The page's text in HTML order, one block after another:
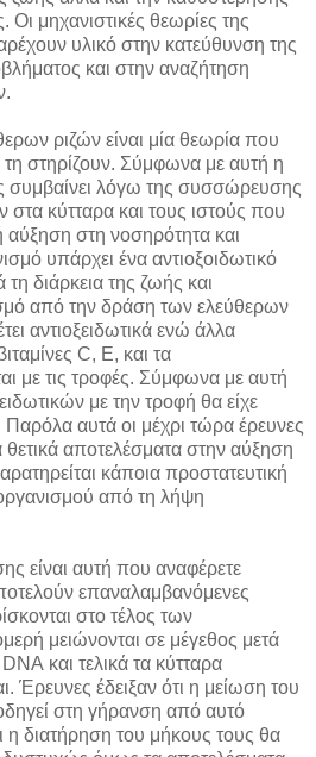
μηχανιστικές θεωρίες της
υλικό στην κατεύθυνση της
και στην αναζήτηση
ριζών είναι μία θεωρία που
τη στηρίζουν. Σύμφωνα με αυτή η
συμβαίνει λόγω της συσσώρευσης
κύτταρα και τους ιστούς που
στη νοσηρότητα και
υπάρχει ένα αντιοξοιδωτικό
διάρκεια της ζωής και
από την δράση των ελεύθερων
αντιοξειδωτικά ενώ άλλα
C, E, και τα
με τις τροφές. Σύμφωνα με αυτή
με την τροφή θα είχε
Παρόλα αυτά οι μέχρι τώρα έρευνες
θετικά αποτελέσματα στην αύξηση
κάποια προστατευτική
από τη λήψη
είναι αυτή που αναφέρετε
επαναλαμβανόμενες
στο τέλος των
μειώνονται σε μέγεθος μετά
DNA και τελικά τα κύτταρα
Έρευνες έδειξαν ότι η μείωση του
στη γήρανση από αυτό
διατήρηση του μήκους τους θα